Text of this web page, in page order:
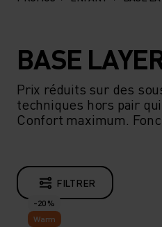
BASE
Prix réduits sur des
techniques hors pair
Confort maximum.
FILTRER
-20 %
Warm